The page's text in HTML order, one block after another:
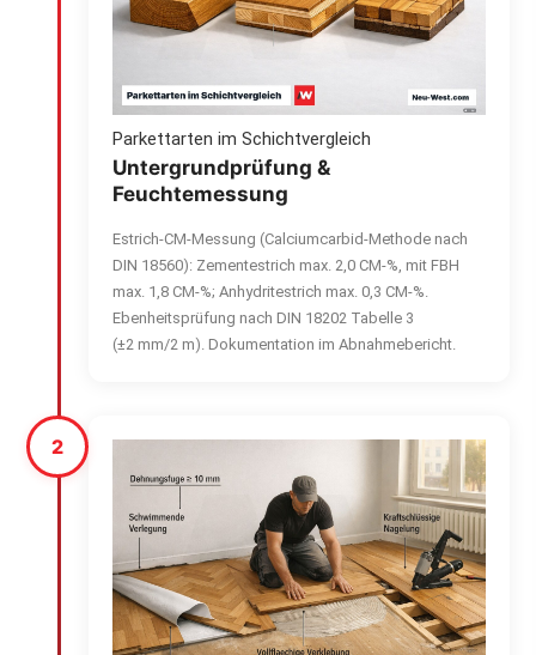
Parkettarten im Schichtvergleich
Untergrundprüfung &
Feuchtemessung
Estrich-CM-Messung (Calciumcarbid-Methode nach
DIN 18560): Zementestrich max. 2,0 CM-%, mit FBH
max. 1,8 CM-%; Anhydritestrich max. 0,3 CM-%.
Ebenheitsprüfung nach DIN 18202 Tabelle 3
(±2 mm/2 m). Dokumentation im Abnahmebericht.
2